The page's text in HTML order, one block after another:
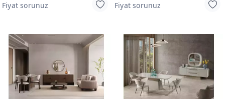
Fiyat sorunuz Fiyat sorunuz